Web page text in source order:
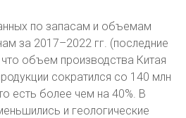
по запасам и объемам
за 2017–2022 гг. (последние
объем производства Китая
сократился со 140 млн
есть более чем на 40%. В
и геологические